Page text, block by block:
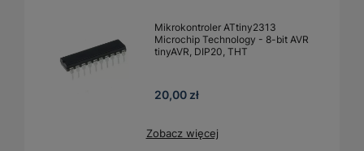
Mikrokontroler ATtiny2313
Microchip Technology - 8-bit AVR
tinyAVR, DIP20, THT
20,00 zł
Zobacz więcej